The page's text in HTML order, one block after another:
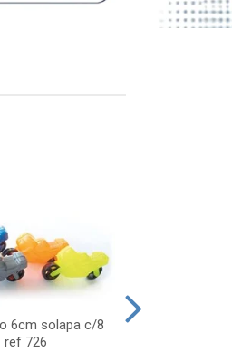
6cm solapa c/8
ref 726